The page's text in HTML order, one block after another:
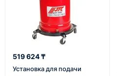
519 624 ₸
Установка для подачи